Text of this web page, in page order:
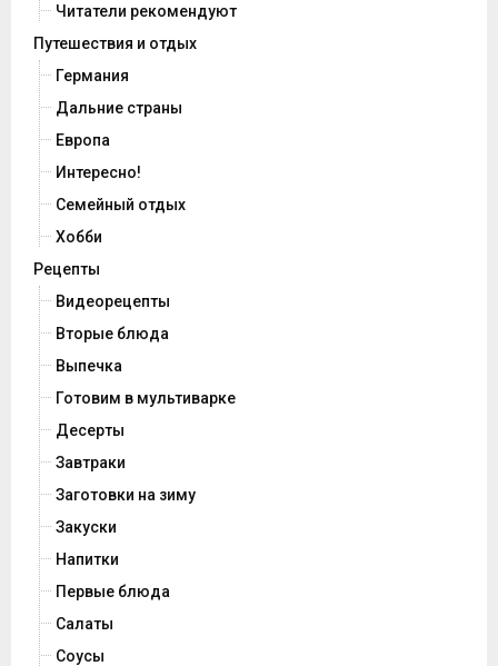
Читатели рекомендуют
Путешествия и отдых
Германия
Дальние страны
Европа
Интересно!
Семейный отдых
Хобби
Рецепты
Видеорецепты
Вторые блюда
Выпечка
Готовим в мультиварке
Десерты
Завтраки
Заготовки на зиму
Закуски
Напитки
Первые блюда
Салаты
Соусы